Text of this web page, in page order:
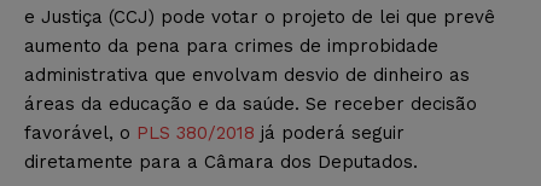
e Justiça (CCJ) pode votar o projeto de lei que prevê
aumento da pena para crimes de improbidade
administrativa que envolvam desvio de dinheiro as
áreas da educação e da saúde. Se receber decisão
favorável, o PLS 380/2018 já poderá seguir
diretamente para a Câmara dos Deputados.